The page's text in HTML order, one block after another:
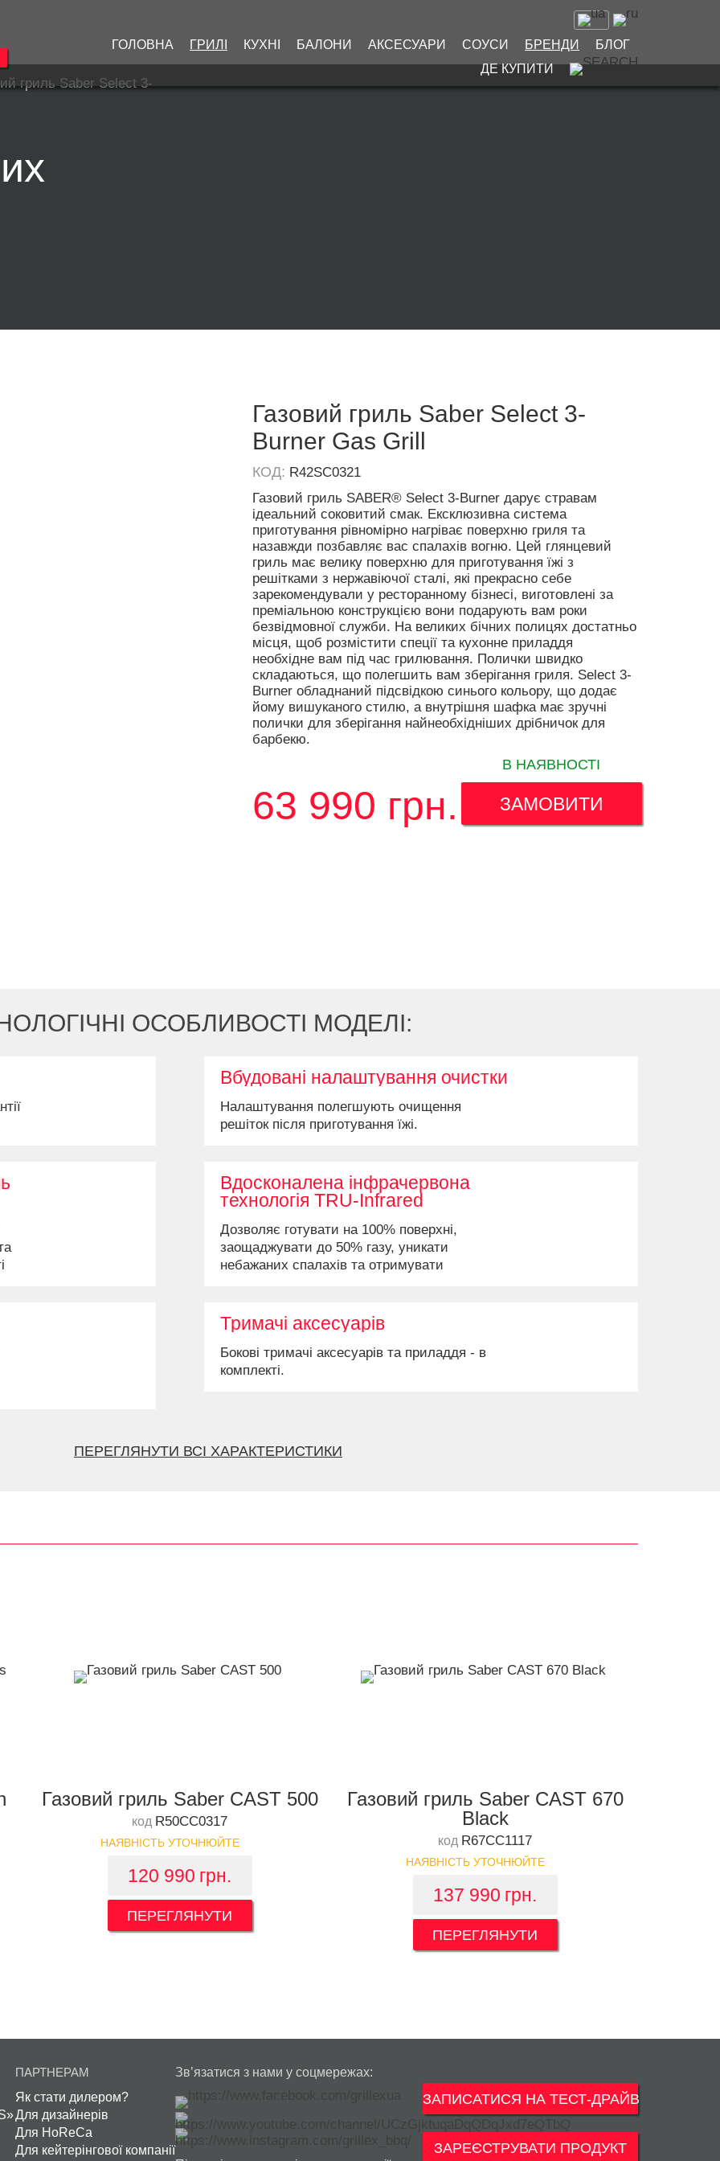
ГОЛОВНА ГРИЛІ КУХНІ БАЛОНИ АКСЕСУАРИ СОУСИ БРЕНДИ
БЛОГ
ДЕ КУПИТИ
гриль Saber Select 3-
Газовий гриль Saber Select 3-
Burner Gas Grill
КОД: R42SC0321
Газовий гриль SABER® Select 3-Burner дарує стравам
ідеальний соковитий смак. Ексклюзивна система
приготування рівномірно нагріває поверхню гриля та
назавжди позбавляє вас спалахів вогню. Цей глянцевий
гриль має велику поверхню для приготування їжі з
решітками з нержавіючої сталі, які прекрасно себе
зарекомендували у ресторанному бізнесі, виготовлені за
преміальною конструкцією вони подарують вам роки
безвідмовної служби. На великих бічних полицях достатньо
місця, щоб розмістити спеції та кухонне приладдя
необхідне вам під час грилювання. Полички швидко
складаються, що полегшить вам зберігання гриля. Select 3-
Burner обладнаний підсвідкою синього кольору, що додає
йому вишуканого стилю, а внутрішня шафка має зручні
полички для зберігання найнеобхідніших дрібничок для
барбекю.
В НАЯВНОСТІ
63 990 грн. ЗАМОВИТИ
ОСОБЛИВОСТІ МОДЕЛІ:
Вбудовані налаштування очистки
Налаштування полегшують очищення
решіток після приготування їжі.
Вдосконалена інфрачервона
технологія TRU-Infrared
Дозволяє готувати на 100% поверхні,
заощаджувати до 50% газу, уникати
небажаних спалахів та отримувати
Тримачі аксесуарів
Бокові тримачі аксесуарів та приладдя - в
комплекті.
ПЕРЕГЛЯНУТИ ВСІ ХАРАКТЕРИСТИКИ
Газовий гриль Saber CAST 500
код R50CC0317
НАЯВНІСТЬ УТОЧНЮЙТЕ
120 990 грн.
ПЕРЕГЛЯНУТИ
Газовий гриль Saber CAST 670
Black
код R67CC1117
НАЯВНІСТЬ УТОЧНЮЙТЕ
137 990 грн.
ПЕРЕГЛЯНУТИ
ПАРТНЕРАМ
Як стати дилером?
Для дизайнерів
Для HoReCa
Для кейтерінгової компанії
Зв’язатися з нами у соцмережах:
ЗАПИСАТИСЯ НА ТЕСТ-ДРАЙВ
ЗАРЕЄСТРУВАТИ ПРОДУКТ